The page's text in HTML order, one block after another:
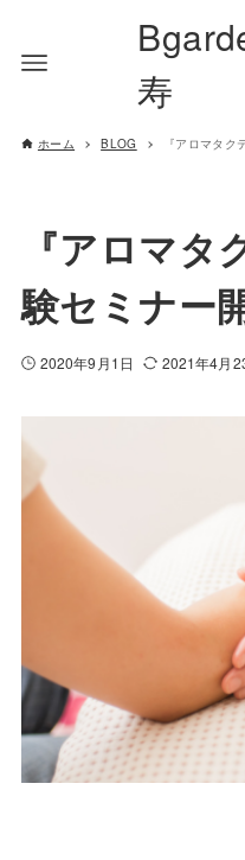
寿
ホーム BLOG 『アロマタ
『アロマタ
験セミナー
2020年9月1日 2021年4月